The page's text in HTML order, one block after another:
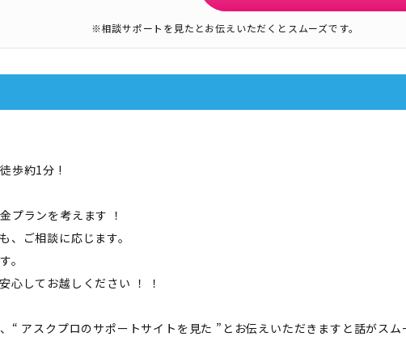
※相談サポートを見たとお伝えいただくとスムーズです。
歩約1分 !
プランを考えます ！
ご相談に応じます。
。
心してお越しください ！ ！
アスクプロのサポートサイトを見た ”とお伝えいただきますと話がスム